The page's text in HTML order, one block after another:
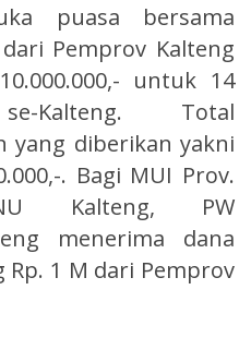
puasa bersama
Pemprov Kalteng
untuk 14
Kalteng. Total
yang diberikan yakni
. Bagi MUI Prov.
Kalteng, PW
menerima dana
1 M dari Pemprov